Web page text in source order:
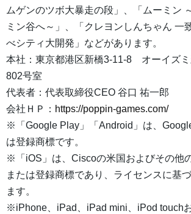
ムゲンのツボ大暴走の段」、「ムーミン
ミン谷へ～」、「クレヨンしんちゃん 一
べシティ大開発」などがあります。
本社：東京都港区新橋3-11-8 オーイズ
802号室
代表者：代表取締役CEO 谷口 祐一郎
会社ＨＰ： https://poppin-games.com/
※「Google Play」「Android」は、
は登録商標です。
※「iOS」は、Ciscoの米国およびその他
または登録商標であり、ライセンスに基
ます。
※iPhone、iPad、iPad mini、iPod touch